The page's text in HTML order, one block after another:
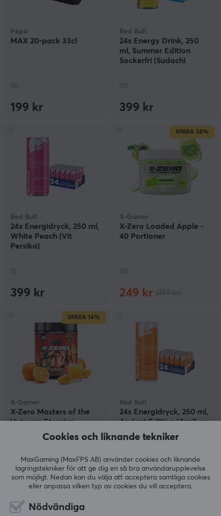
Pepsi
MAX 20-pack 33cl
(0)
199 kr
Red Bull
24x Energy Drink, 250
ml, Summer Edition
Sockerfri (Sudachi
(0)
399 kr
Red Bull
24x Energidryck, 250 ml,
White Peach (Vit
Persika)
(1)
399 kr
SPARA 38%
X-Gamer
X-Zero Loaded Apple -
40 Portioner
(0)
249 kr
SPARA 14%
X-Gamer
X-Zero Masters of the
Universe Eternian
Orange - 100
Serveringar
299 kr (349 kr)
Red Bull
24x Energidryck, 250 ml,
Apricot Edition (Aprikos-
och Jordgubbssmak)
(14)
399 kr
Cookies och liknande tekniker
MaxGaming (MaxFPS AB) använder cookies och liknande
lagringstekniker för att ge dig en så bra användarupplevelse
som möjligt. Nedan kan du välja att acceptera samtliga cookies
eller anpassa vilken typ av cookies du vill acceptera.
Nödvändiga